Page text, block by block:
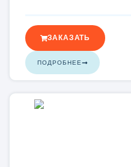
ЗАКАЗАТЬ
ПОДРОБНЕЕ